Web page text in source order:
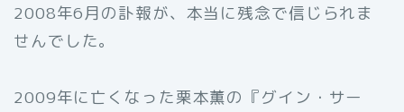
2008年6月の訃報が、本当に残念で信じられま
せんでした。
2009年に亡くなった栗本薫の『グイン・サー